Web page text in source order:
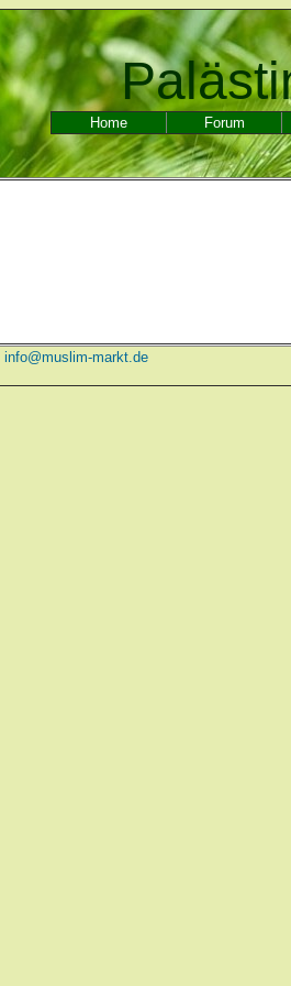
Home Forum
info@muslim-markt.de